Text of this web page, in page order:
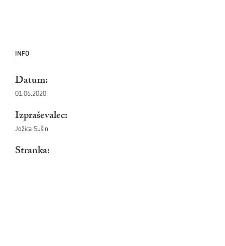
INFO
Datum:
01.06.2020
Izpraševalec:
Jožica Sušin
Stranka: